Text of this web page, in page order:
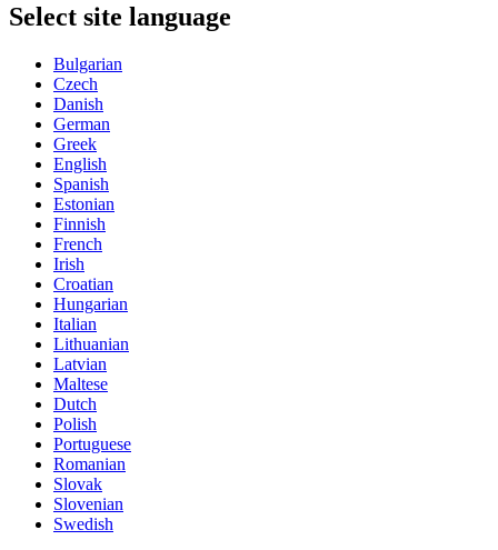
Select site language
Bulgarian
Czech
Danish
German
Greek
English
Spanish
Estonian
Finnish
French
Irish
Croatian
Hungarian
Italian
Lithuanian
Latvian
Maltese
Dutch
Polish
Portuguese
Romanian
Slovak
Slovenian
Swedish